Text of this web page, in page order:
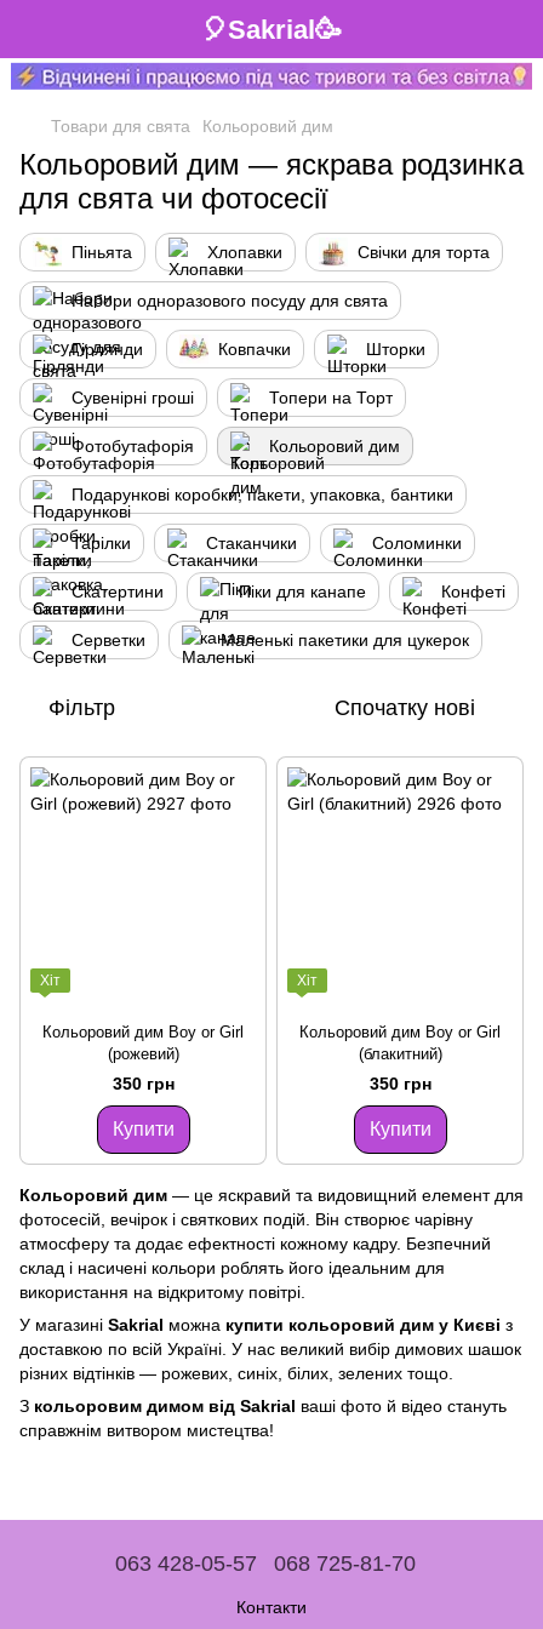
🎈Sakrial🥳
Товари для свята Кольоровий дим
Кольоровий дим — яскрава родзинка
для свята чи фотосесії
Піньята Хлопавки Свічки для торта
Набори одноразового посуду для свята
Гірлянди Ковпачки Шторки
Сувенірні гроші Топери на Торт
Фотобутафорія Кольоровий дим
Подарункові коробки, пакети, упаковка, бантики
Тарілки Стаканчики Соломинки
Скатертини Піки для канапе Конфеті
Серветки Маленькі пакетики для цукерок
Фільтр Спочатку нові
Хіт
Кольоровий дим Boy or Girl
(рожевий)
350 грн
Купити
Хіт
Кольоровий дим Boy or Girl
(блакитний)
350 грн
Купити
Кольоровий дим — це яскравий та видовищний елемент для
фотосесій, вечірок і святкових подій. Він створює чарівну
атмосферу та додає ефектності кожному кадру. Безпечний
склад і насичені кольори роблять його ідеальним для
використання на відкритому повітрі.
У магазині Sakrial можна купити кольоровий дим у Києві з
доставкою по всій Україні. У нас великий вибір димових шашок
різних відтінків — рожевих, синіх, білих, зелених тощо.
З кольоровим димом від Sakrial ваші фото й відео стануть
справжнім витвором мистецтва!
063 428-05-57 068 725-81-70
Контакти